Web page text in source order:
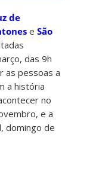
de
eSão
das 9h
as pessoas a
a história
no
e a
domingo de